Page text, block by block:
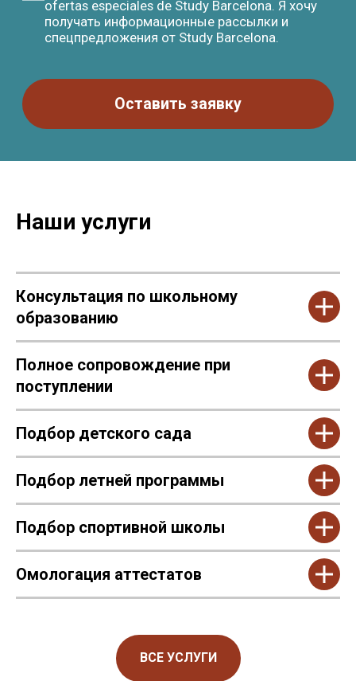
Наши услуги
Консультация по школьному
образованию
Полное сопровождение при
поступлении
Подбор детского сада
Подбор летней программы
Подбор спортивной школы
Омологация аттестатов
ВСЕ УСЛУГИ
Юридическая информация